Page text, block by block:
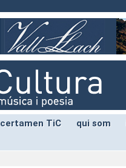
certamen TiC qui som